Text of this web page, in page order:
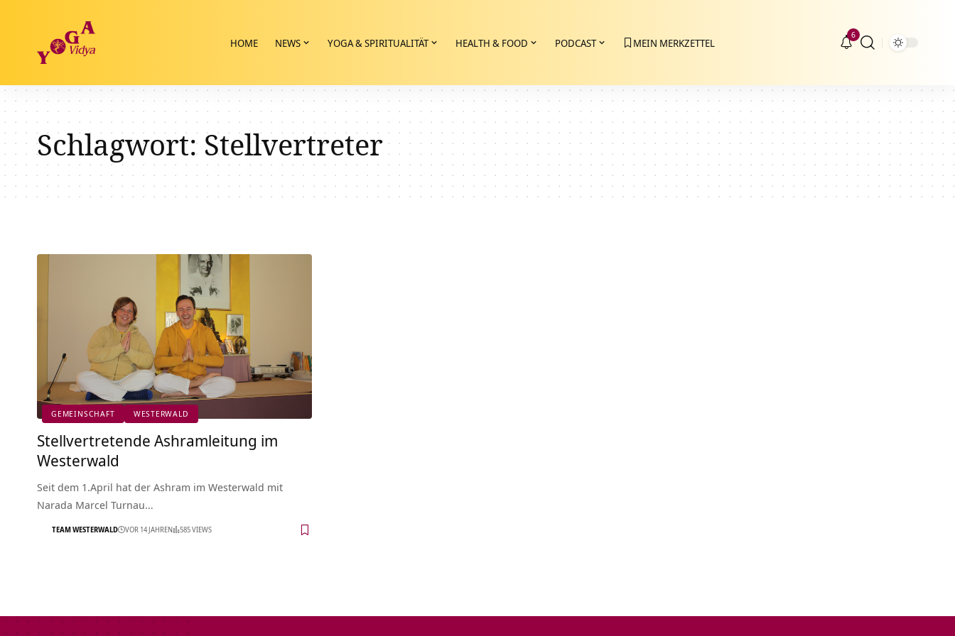
HOME NEWS YOGA & SPIRITUALITÄT HEALTH & FOOD PODCAST MEIN MERKZETTEL
6
Schlagwort: Stellvertreter
GEMEINSCHAFT WESTERWALD
Stellvertretende Ashramleitung im
Westerwald
Seit dem 1.April hat der Ashram im Westerwald mit
Narada Marcel Turnau…
TEAM WESTERWALD VOR 14 JAHREN 585 VIEWS